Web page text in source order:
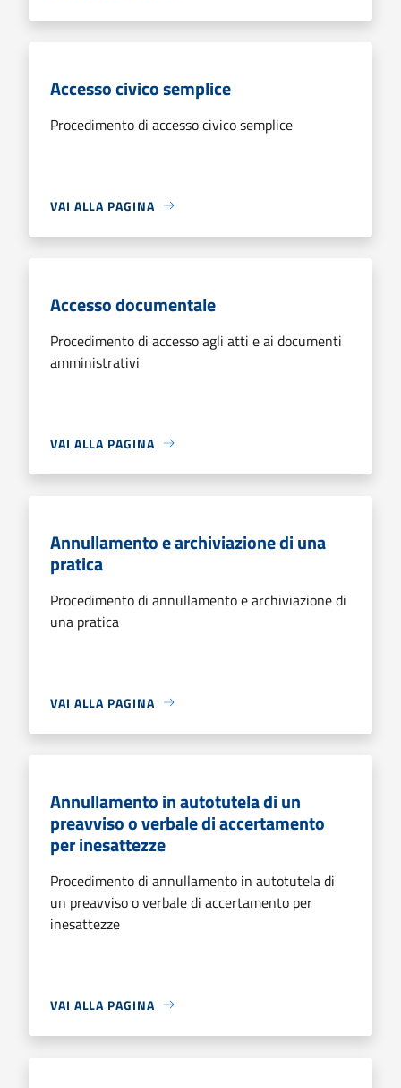
Accesso civico semplice
Procedimento di accesso civico semplice
VAI ALLA PAGINA
Accesso documentale
Procedimento di accesso agli atti e ai documenti
amministrativi
VAI ALLA PAGINA
Annullamento e archiviazione di una
pratica
Procedimento di annullamento e archiviazione di
una pratica
VAI ALLA PAGINA
Annullamento in autotutela di un
preavviso o verbale di accertamento
per inesattezze
Procedimento di annullamento in autotutela di
un preavviso o verbale di accertamento per
inesattezze
VAI ALLA PAGINA